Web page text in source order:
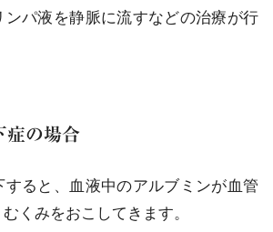
ンパ液を静脈に流すなどの治療が行
症の場合
すると、血液中のアルブミンが血管
くみをおこしてきます。